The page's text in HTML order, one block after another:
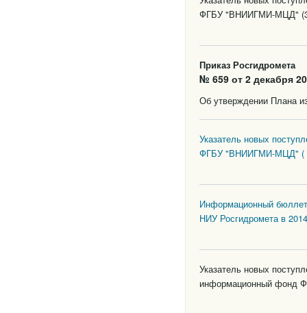
ФГБУ "ВНИИГМИ-МЦД" (3
Приказ Росгидромета
№ 659 от 2 декабря
Об утверждении Плана
Указатель новых
ФГБУ "ВНИИГМИ-МЦД" (
Информационный
НИУ Росгидромета в
Указатель новых
информационный фонд